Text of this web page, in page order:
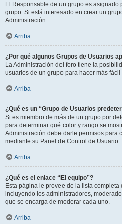
El Responsable de un grupo es asignado
grupo. Si está interesado en crear un
Administración.
Arriba
¿Por qué algunos Grupos de Usuarios
La Administración del foro tiene la
usuarios de un grupo para hacer más
Arriba
¿Qué es un “Grupo de Usuarios
Si es miembro de más de un grupo por
para determinar qué color y rango se
Administración debe darle permisos para
mediante su Panel de Control de Usuario.
Arriba
¿Qué es el enlace “El equipo”?
Esta página le provee de la lista
incluyendo los administradores,
que se encarga de moderar cada uno.
Arriba